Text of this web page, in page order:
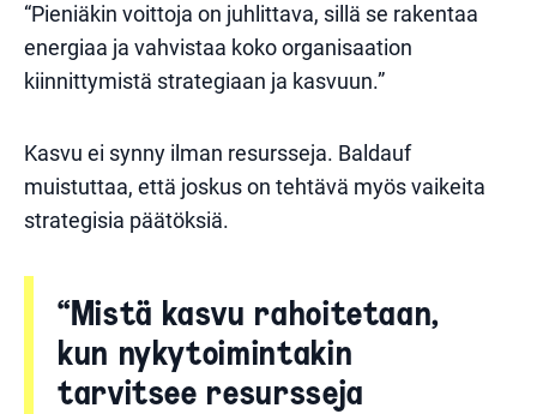
“Pieniäkin voittoja on juhlittava, sillä se rakentaa
energiaa ja vahvistaa koko organisaation
kiinnittymistä strategiaan ja kasvuun.”
Kasvu ei synny ilman resursseja. Baldauf
muistuttaa, että joskus on tehtävä myös vaikeita
strategisia päätöksiä.
“Mistä kasvu rahoitetaan,
kun nykytoimintakin
tarvitsee resursseja